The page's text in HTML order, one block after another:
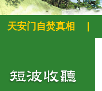
天安门自焚真相